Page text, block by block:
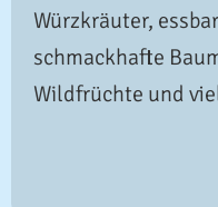
Würzkräuter,
schmackhafte
Wildfrüchte und